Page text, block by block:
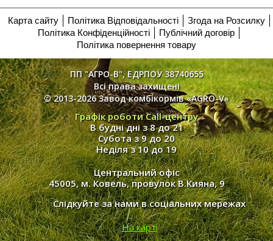
Карта сайту Політика Відповідальності
Згода на Розсилку
Політика Конфіденційності
Публічний договір
Політика повернення товару
ПП "АГРО-В", ЕДРПОУ 38740655
Всі права захищені
© 2013-2026 Завод комбікормів «AGRO-V»
Графік роботи Call-центру
В будні дні з 8 до 21
Субота з 9 до 20
Неділя з 10 до 19
Центральний офіс
45005, м. Ковель, провулок В.Кияна, 9
На карті
Слідкуйте за нами в соціальних мережах